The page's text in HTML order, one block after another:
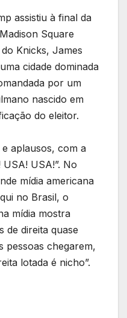
assistiu à final da
Square
Knicks, James
cidade dominada
por um
nascido em
do eleitor.
aplausos, com a
USA!”. No
mídia americana
no Brasil, o
mídia mostra
de direita quase
pessoas chegarem,
lotada é nicho”.